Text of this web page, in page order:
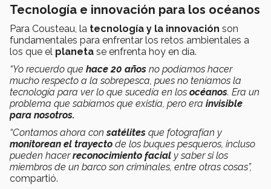
Tecnología e innovación para los océanos
Para Cousteau, la tecnología y la innovación son
fundamentales para enfrentar los retos ambientales a
los que el planeta se enfrenta hoy en día.
“Yo recuerdo que hace 20 años no podíamos hacer
mucho respecto a la sobrepesca, pues no teníamos la
tecnología para ver lo que sucedía en los océanos. Era un
problema que sabíamos que existía, pero era invisible
para nosotros.
“Contamos ahora consatélites que fotografían y
monitorean el trayecto de los buques pesqueros, incluso
pueden hacerreconocimiento facial y saber si los
miembros de un barco son criminales, entre otras cosas”,
compartió.